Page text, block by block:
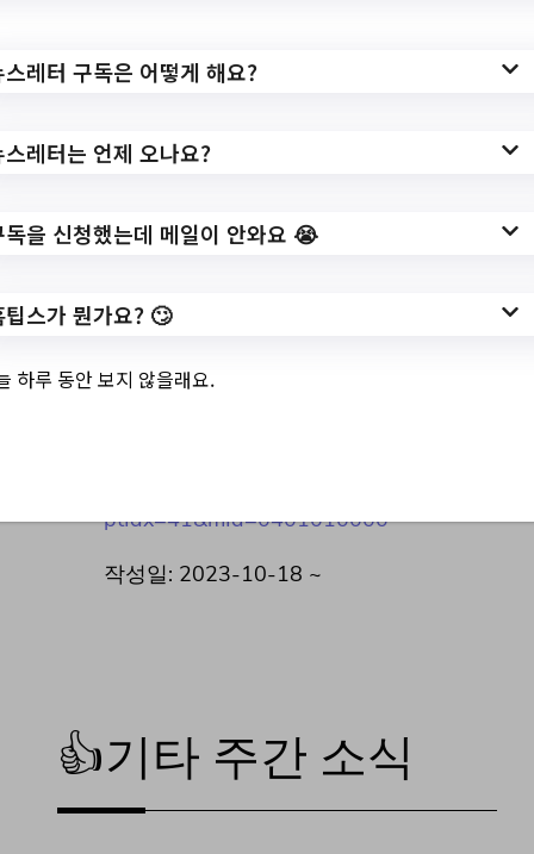
3. 통복시장 가요제 기
간 생활쓰레기 배출
안내 홍보
✅ 지원 소식 상세 보기 ▼
https://www.hometip.so/bridge/통복시장 가
ptIdx=41&mId=0401010000
작성일: 2023-10-18 ~
👍기타 주간 소식
스레터 구독은 어떻게 해요?
스레터는 언제 오나요?
독을 신청했는데 메일이 안와요 😭
팁스가 뭔가요? 🙄
하루 동안 보지 않을래요.